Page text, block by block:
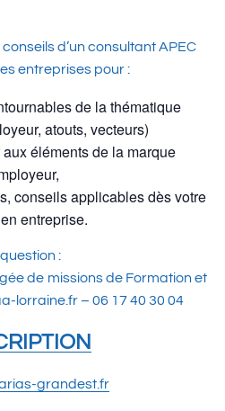
d’un consultant APEC
entreprises pour :
de la thématique
atouts, vecteurs)
éléments de la marque
conseils applicables dès votre
entreprise.
:
de missions de Formation et
lorraine.fr – 06 17 40 30 04
grandest.fr